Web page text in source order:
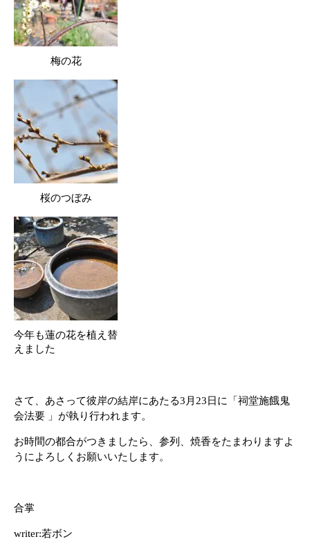
梅の花
桜のつぼみ
今年も蓮の花を植え替
えました
さて、あさって彼岸の結岸にあたる3月23日に「祠堂施餓鬼
会法要 」が執り行われます。
お時間の都合がつきましたら、参列、焼香をたまわりますよ
うによろしくお願いいたします。
合掌
writer:若ボン